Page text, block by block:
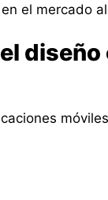
el mercado
diseño